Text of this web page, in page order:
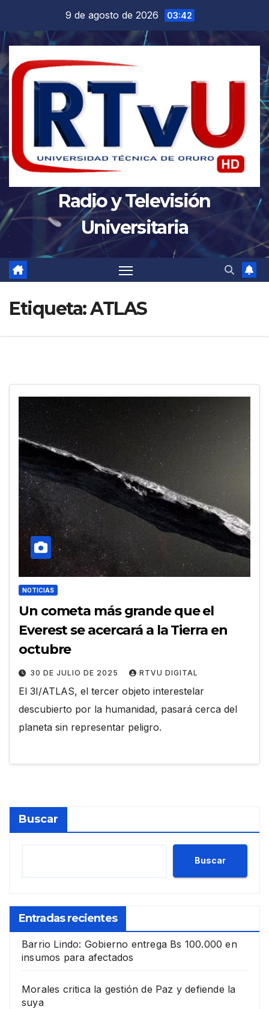
contenido
9 de agosto de 2026 03:42
Radio y Televisión
Universitaria
Etiqueta:ATLAS
NOTICIAS
Un cometa más grande que el
Everest se acercará a la Tierra en
octubre
30 DE JULIO DE 2025 RTVU DIGITAL
El 3I/ATLAS, el tercer objeto interestelar
descubierto por la humanidad, pasará cerca del
planeta sin representar peligro.
Buscar
Buscar
Entradas recientes
Barrio Lindo: Gobierno entrega Bs 100.000 en
insumos para afectados
Morales critica la gestión de Paz y defiende la
suya